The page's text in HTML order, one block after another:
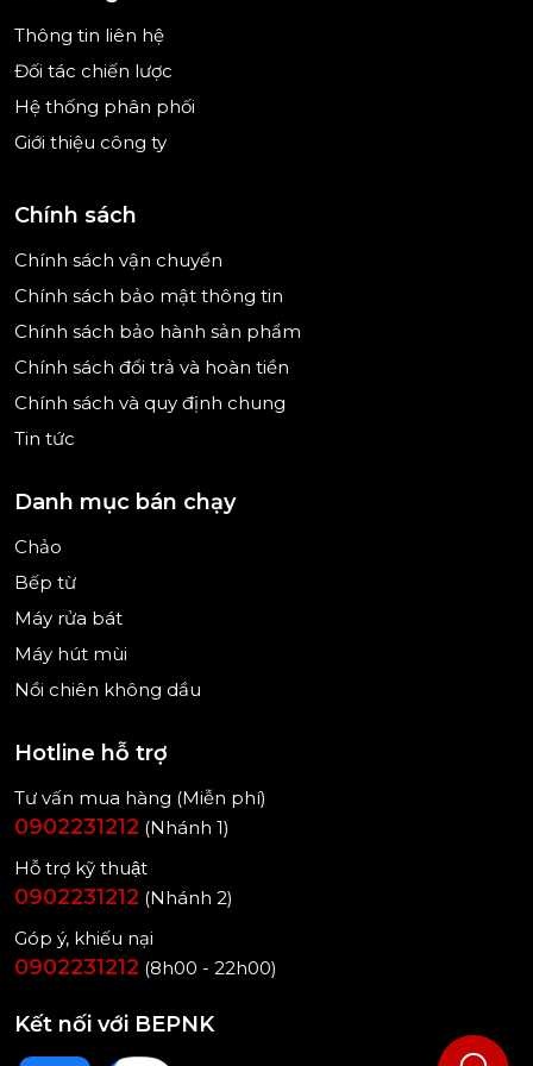
dụng Home Connect
Kết nối Home Connect
lò nướng của mình ở mọi lúc, mọi nơi ngay trên
chính chiếc điện thoại di động của mình.
Chức năng ưa thích
lại máy cho món ăn ưa thích của mình, khi lò
nướng kết nối với home connect, tính năng này sẽ
hoạt động chỉ với một nút nhấn.
(Hình ảnh mang tính minh họa)
Lưu ý sử dụng
- Không sử dụng hộp xốp, nhựa không chịu nhiệt
để đựng thức ăn cho vào lò.
- Không để gần nơi ẩm ướt như cạnh bồn rửa
- Không để lò nướng gần các vật dễ bắt lửa như
- Nên sử dụng khăn ướt để lau khoang lò.
- Đọc kỹ hướng dẫn của nhà sản xuất trước khi vận
Thông tin liên hệ
Đối tác chiến lược
Hệ thống phân phối
Giới thiệu công ty
Chính sách
Chính sách vận chuyển
Chính sách bảo mật thông tin
Chính sách bảo hành sản phẩm
Chính sách đổi trả và hoàn tiền
Chính sách và quy định chung
Tin tức
Danh mục bán chạy
Chảo
Bếp từ
Máy rửa bát
Máy hút mùi
Nồi chiên không dầu
Hotline hỗ trợ
Tư vấn mua hàng (Miễn phí)
0902231212 (Nhánh 1)
Hỗ trợ kỹ thuật
0902231212 (Nhánh 2)
Góp ý, khiếu nại
0902231212 (8h00 - 22h00)
Kết nối với BEPNK